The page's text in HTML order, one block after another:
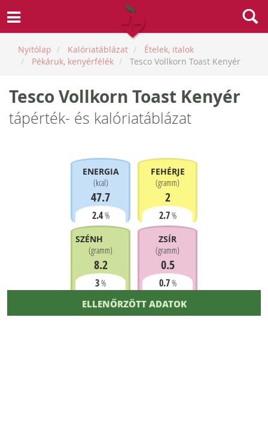
Nyitólap Kalóriatáblázat
Ételek, italok
Pékáruk, kenyérfélék
Tesco Vollkorn Toast Kenyér
Tesco Vollkorn Toast Kenyér
tápérték- és kalóriatáblázat
ENERGIA
(kcal)
47.7
2.4%
FEHÉRJE
(gramm)
2
2.7%
SZÉNHIDRÁT
(gramm)
8.2
3%
ZSÍR
(gramm)
0.5
0.7%
ELLENŐRZÖTT ADATOK